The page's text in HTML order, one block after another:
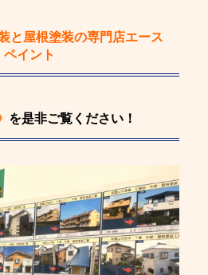
と屋根塗装の専門店エース
ペイント
を是非ご覧ください！